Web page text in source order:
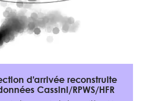
d’arrivée reconstruite
Cassini/RPWS/HFR